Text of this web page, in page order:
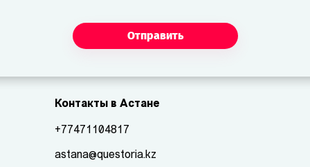
Отправить
Контакты в Астане
+77471104817
astana@questoria.kz